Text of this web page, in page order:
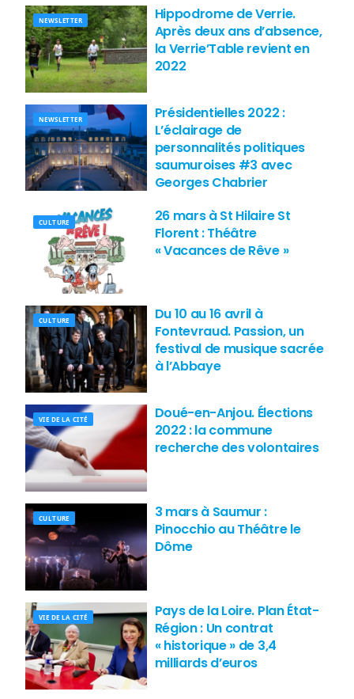
NEWSLETTER
Hippodrome de Verrie.
Après deux ans d’absence,
la Verrie’Table revient en
2022
NEWSLETTER
Présidentielles 2022 :
L’éclairage de
personnalités politiques
saumuroises #3 avec
Georges Chabrier
CULTURE
26 mars à St Hilaire St
Florent : Théâtre
« Vacances de Rêve »
CULTURE
Du 10 au 16 avril à
Fontevraud. Passion, un
festival de musique sacrée
à l’Abbaye
VIE DE LA CITÉ
Doué-en-Anjou. Élections
2022 : la commune
recherche des volontaires
CULTURE
3 mars à Saumur :
Pinocchio au Théâtre le
Dôme
VIE DE LA CITÉ
Pays de la Loire. Plan État-
Région : Un contrat
« historique » de 3,4
milliards d’euros